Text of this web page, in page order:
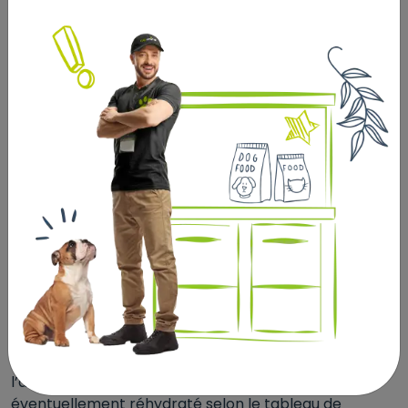
cerevisiae, Ciberlindera Jadini). Additifs nutritionnels :
Vitamine A 17000 UI. Vitamine D3 1100 UI. Vitamine E
220 UI. Vitamine C 190 mg. CUIVRE 13 mg (Chélate de
cuivre(II) et de glycine hydraté 4,3 mg, Sulfate de
cuivre(II) pentahydraté 8,7 mg). ZINC 156 mg
(Chélate de zinc de glycine hydraté 69,5 mg, Sulfate
de zinc monohydraté 86,5 mg). MANGANESE (Oxyde
de manganèse (II)) 52 mg. IODE (Iodate de calcium
anhydre) 2,2 mg. SELENIUM 0,08 mg (Sélénite de
sodium 0,02 mg, Levure séléniée inactivée 0,06 mg).
Additifs zootechniques : Enterococcus faecium
(4b1707) (Probiotiques) 1x109 UFC. Liants : Bentonite
10,3 g. Protéine brute 30. Matières grasses brutes 16.
Cellulose brute 2. Matières minérales 7. Calcium 1,35.
Phosphore 0,9. Oméga 3 1,2. Servir progressivement
l’aliment en ménageant une transition avec
l’alimentation précédente, tel quel, ou
éventuellement réhydraté selon le tableau de